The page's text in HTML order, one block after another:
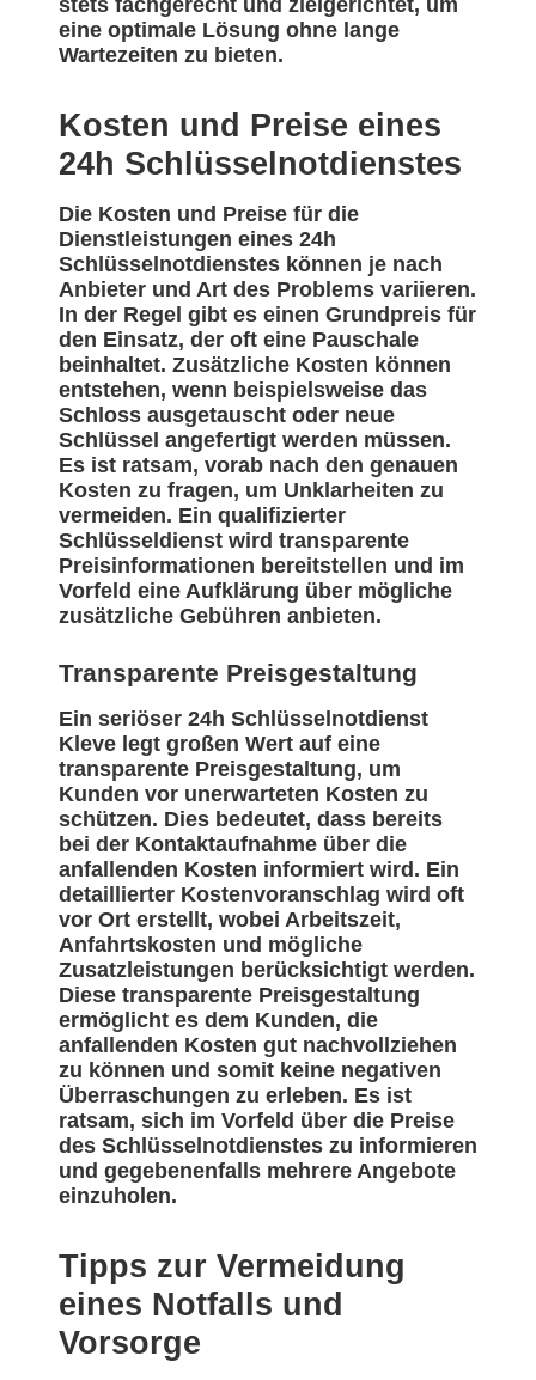
stets fachgerecht und zielgerichtet, um
eine optimale Lösung ohne lange
Wartezeiten zu bieten.
Kosten und Preise eines
24h Schlüsselnotdienstes
Die Kosten und Preise für die
Dienstleistungen eines 24h
Schlüsselnotdienstes können je nach
Anbieter und Art des Problems variieren.
In der Regel gibt es einen Grundpreis für
den Einsatz, der oft eine Pauschale
beinhaltet. Zusätzliche Kosten können
entstehen, wenn beispielsweise das
Schloss ausgetauscht oder neue
Schlüssel angefertigt werden müssen.
Es ist ratsam, vorab nach den genauen
Kosten zu fragen, um Unklarheiten zu
vermeiden. Ein qualifizierter
Schlüsseldienst wird transparente
Preisinformationen bereitstellen und im
Vorfeld eine Aufklärung über mögliche
zusätzliche Gebühren anbieten.
Transparente Preisgestaltung
Ein seriöser 24h Schlüsselnotdienst
Kleve legt großen Wert auf eine
transparente Preisgestaltung, um
Kunden vor unerwarteten Kosten zu
schützen. Dies bedeutet, dass bereits
bei der Kontaktaufnahme über die
anfallenden Kosten informiert wird. Ein
detaillierter Kostenvoranschlag wird oft
vor Ort erstellt, wobei Arbeitszeit,
Anfahrtskosten und mögliche
Zusatzleistungen berücksichtigt werden.
Diese transparente Preisgestaltung
ermöglicht es dem Kunden, die
anfallenden Kosten gut nachvollziehen
zu können und somit keine negativen
Überraschungen zu erleben. Es ist
ratsam, sich im Vorfeld über die Preise
des Schlüsselnotdienstes zu informieren
und gegebenenfalls mehrere Angebote
einzuholen.
Tipps zur Vermeidung
eines Notfalls und
Vorsorge